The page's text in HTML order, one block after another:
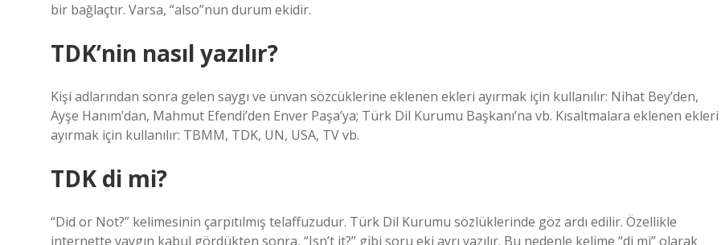
bir bağlaçtır. Varsa, “also”nun durum ekidir.
TDK’nin nasıl yazılır?
Kişi adlarından sonra gelen saygı ve ünvan sözcüklerine eklenen ekleri ayırmak için kullanılır: Nihat Bey’den,
Ayşe Hanım’dan, Mahmut Efendi’den Enver Paşa’ya; Türk Dil Kurumu Başkanı’na vb. Kısaltmalara eklenen ekleri
ayırmak için kullanılır: TBMM, TDK, UN, USA, TV vb.
TDK di mi?
“Did or Not?” kelimesinin çarpıtılmış telaffuzudur. Türk Dil Kurumu sözlüklerinde göz ardı edilir. Özellikle
internette yaygın kabul gördükten sonra, “Isn’t it?” gibi soru eki ayrı yazılır. Bu nedenle kelime “di mi” olarak